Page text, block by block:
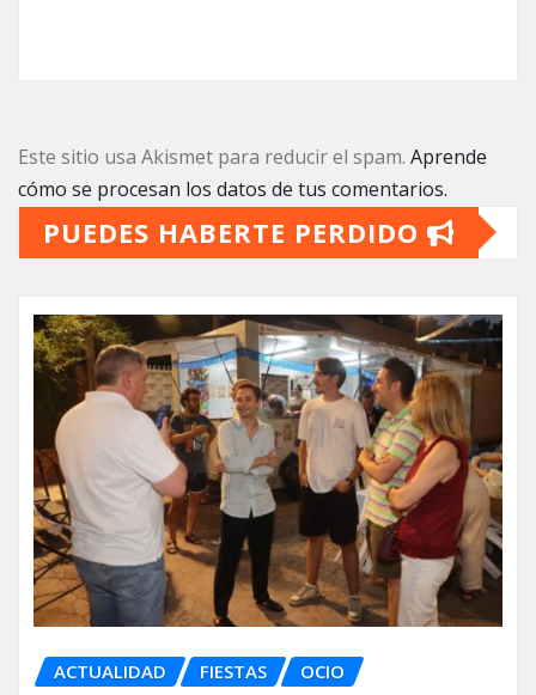
Este sitio usa Akismet para reducir el spam. Aprende
cómo se procesan los datos de tus comentarios.
PUEDES HABERTE PERDIDO
ACTUALIDAD FIESTAS OCIO